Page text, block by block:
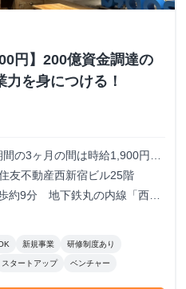
円】200億資金調達の
を身につける！
の3ヶ月の間は時給1,900円）
！ ● 勤務時間 9:30
※実働8時間 ※原則残業な
京都新宿区西新宿7-20-1 住友不動産西新宿ビル25階
約9分 地下鉄丸の内線「西新
新規事業 研修制度あり
スタートアップ ベンチャー